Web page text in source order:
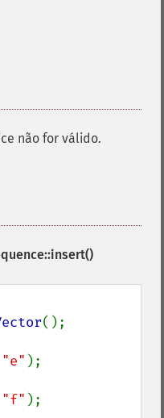
não for válido.
();
"e"
"f"